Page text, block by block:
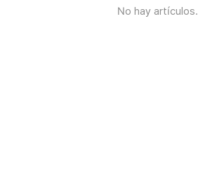
No hay artículos.